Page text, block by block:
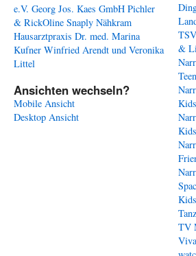
e.V. Georg Jos. Kaes GmbH Pichler
& RickOline Snaply Nähkram
Hausarztpraxis Dr. med. Marina
Kufner Winfried Arendt und Veronika
Littel
Ansichten wechseln?
Mobile Ansicht
Desktop Ansicht
&
TV